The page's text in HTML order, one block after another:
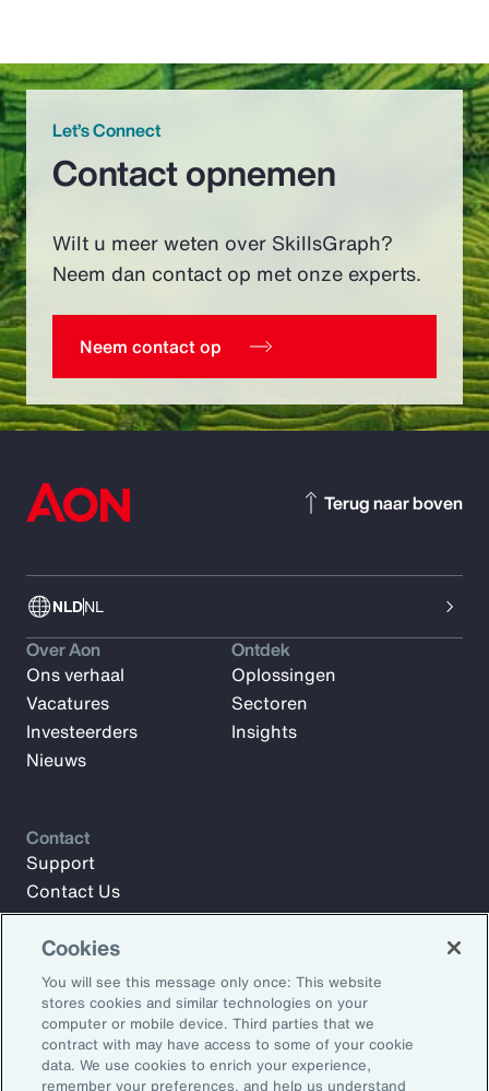
Let’s Connect
Contact opnemen
Wilt u meer weten over SkillsGraph?
Neem dan contact op met onze experts.
Neem contact op
NLDNL
Terug naar boven
artikelen, rapporten en updates van ons team van experts.
E-mailadres:
Over Aon
Ons verhaal
Vacatures
Investeerders
Nieuws
Ontdek
Oplossingen
Sectoren
Insights
Contact
Support
Contact Us
Cookies
You will see this message only once: This website
stores cookies and similar technologies on your
computer or mobile device. Third parties that we
contract with may have access to some of your cookie
data. We use cookies to enrich your experience,
remember your preferences, and help us understand